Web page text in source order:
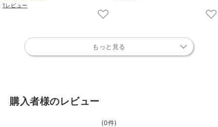
1レビュー
もっと見る
購入者様のレビュー
(0件)